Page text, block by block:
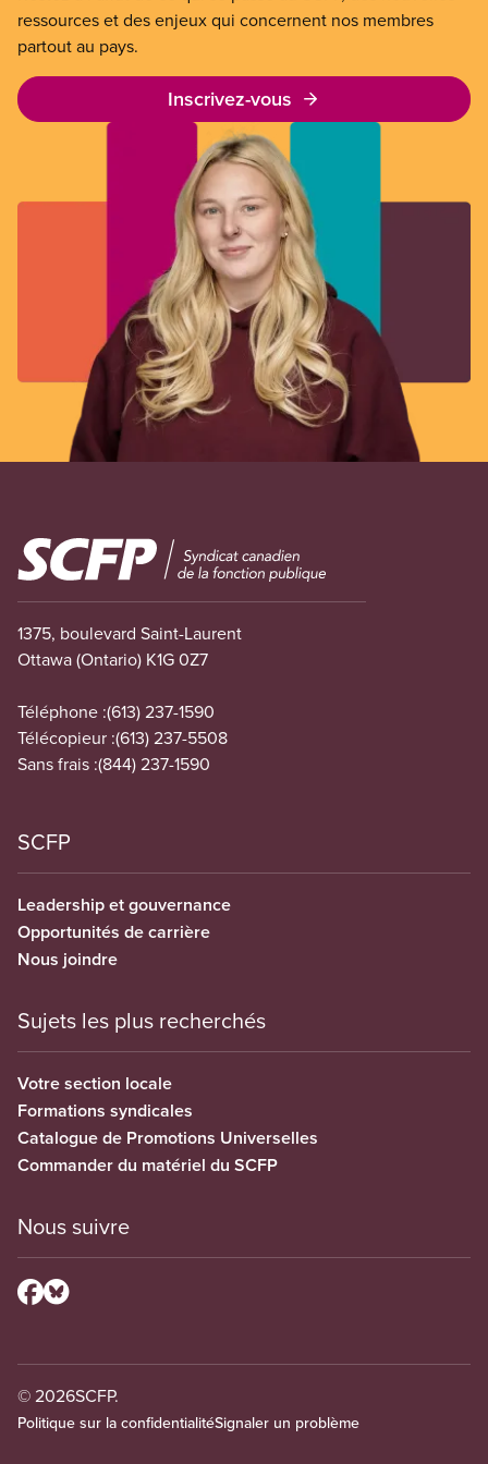
ressources et des enjeux qui concernent nos membres
partout au pays.
Inscrivez-vous
Image
1375, boulevard Saint-Laurent
Ottawa (Ontario) K1G 0Z7
Téléphone :(613) 237-1590
Télécopieur :(613) 237-5508
Sans frais :(844) 237-1590
SCFP
Leadership et gouvernance
Opportunités de carrière
Nous joindre
Sujets les plus recherchés
Votre section locale
Formations syndicales
Catalogue de Promotions Universelles
Commander du matériel du SCFP
Nous suivre
© 2026SCFP.
Politique sur la confidentialitéSignaler un problème